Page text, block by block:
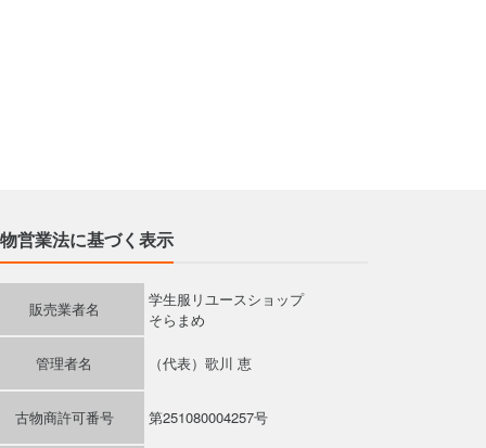
営業法に基づく表示
販売業者名
学生服リユースショップ
そらまめ
管理者名 （代表）歌川 恵
古物商許可番号 第251080004257号